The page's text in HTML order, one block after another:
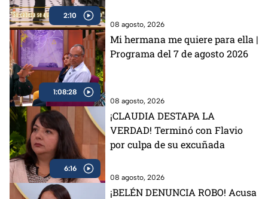
2:10
08 agosto, 2026
1:08:28
Mi hermana me quiere para ella |
Programa del 7 de agosto 2026
08 agosto, 2026
6:16
¡CLAUDIA DESTAPA LA
VERDAD! Terminó con Flavio
por culpa de su excuñada
08 agosto, 2026
¡BELÉN DENUNCIA ROBO! Acusa